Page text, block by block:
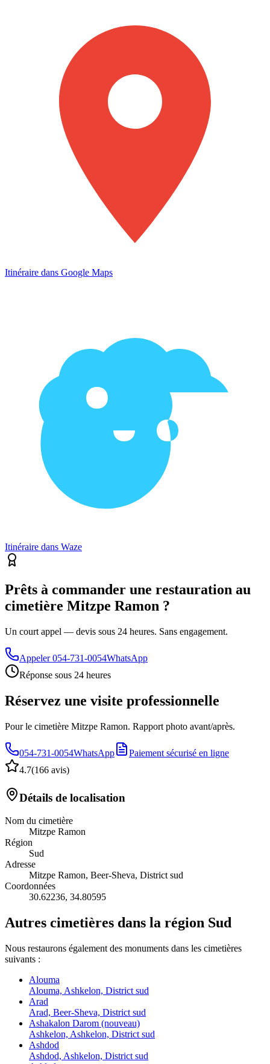
Itinéraire dans Google Maps
Itinéraire dans Waze
Prêts à commander une restauration au
cimetière Mitzpe Ramon ?
Un court appel — devis sous 24 heures. Sans engagement.
Appeler 054-731-0054WhatsApp
Réponse sous 24 heures
Réservez une visite professionnelle
Pour le cimetière Mitzpe Ramon. Rapport photo avant/après.
054-731-0054WhatsApp
Paiement sécurisé en ligne
4.7(166 avis)
Détails de localisation
Nom du cimetière
Mitzpe Ramon
Région
Sud
Adresse
Mitzpe Ramon, Beer-Sheva, District sud
Coordonnées
30.62236, 34.80595
Autres cimetières dans la région Sud
Nous restaurons également des monuments dans les cimetières
suivants :
Alouma
Alouma, Ashkelon, District sud
Arad
Arad, Beer-Sheva, District sud
Ashakalon Darom (nouveau)
Ashkelon, Ashkelon, District sud
Ashdod
Ashdod, Ashkelon, District sud